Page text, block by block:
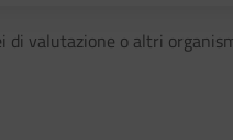
di valutazione o altri